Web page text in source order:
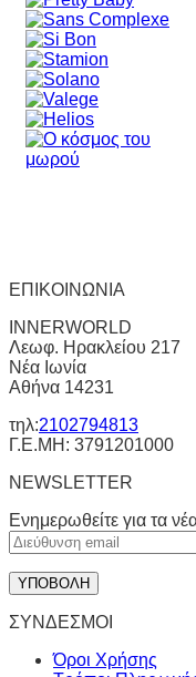
ΕΠΙΚΟΙΝΩΝΙΑ
INNERWORLD
Λεωφ. Ηρακλείου 217
Νέα Ιωνία
Αθήνα 14231
τηλ:2102794813
Γ.Ε.ΜΗ: 3791201000
NEWSLETTER
Ενημερωθείτε για τα
ΣΥΝΔΕΣΜΟΙ
Όροι Χρήσης